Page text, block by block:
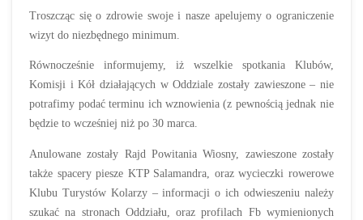
Troszcząc się o zdrowie swoje i nasze apelujemy o ograniczenie
wizyt do niezbędnego minimum.
Równocześnie informujemy, iż wszelkie spotkania Klubów,
Komisji i Kół działających w Oddziale zostały zawieszone – nie
potrafimy podać terminu ich wznowienia (z pewnością jednak nie
będzie to wcześniej niż po 30 marca.
Anulowane zostały Rajd Powitania Wiosny, zawieszone zostały
także spacery piesze KTP Salamandra, oraz wycieczki rowerowe
Klubu Turystów Kolarzy – informacji o ich odwieszeniu należy
szukać na stronach Oddziału, oraz profilach Fb wymienionych